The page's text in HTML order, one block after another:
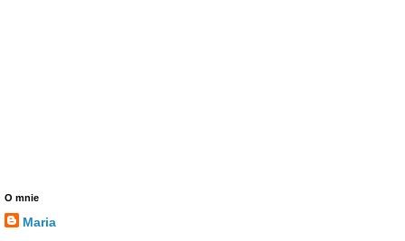
O mnie
Maria